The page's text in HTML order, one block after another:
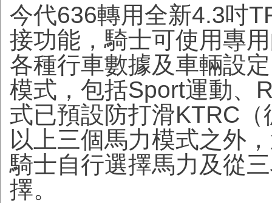
今代636轉用全新4.3吋
接功能，騎士可使用專
各種行車數據及車輛設
模式，包括Sport運動、
式已預設防打滑KTRC
以上三個馬力模式之外
騎士自行選擇馬力及從
擇。